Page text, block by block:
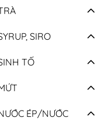
SIRO
TỐ
ÉP/NƯỚC